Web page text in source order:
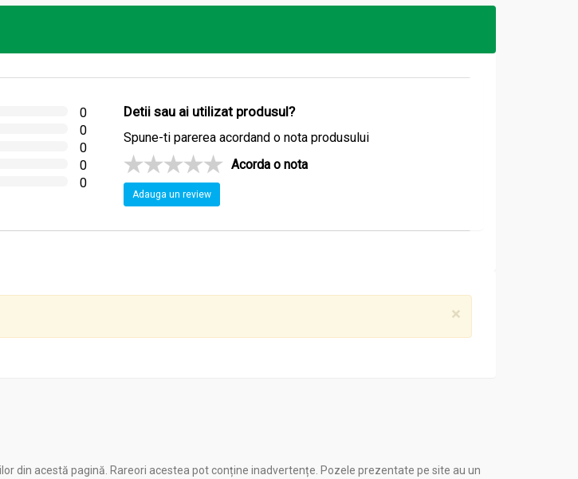
0
0
0
0
0
Detii sau ai utilizat produsul?
Spune-ti parerea acordand o nota produsului
Acorda o nota
Adauga un review
×
acestă pagină. Rareori acestea pot conține inadvertențe. Pozele prezentate pe site au un